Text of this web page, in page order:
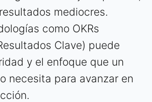
mediocres.
como OKRs
Clave) puede
y el enfoque que un
necesita para avanzar en